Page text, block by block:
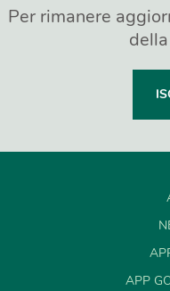
Per rimanere
APP